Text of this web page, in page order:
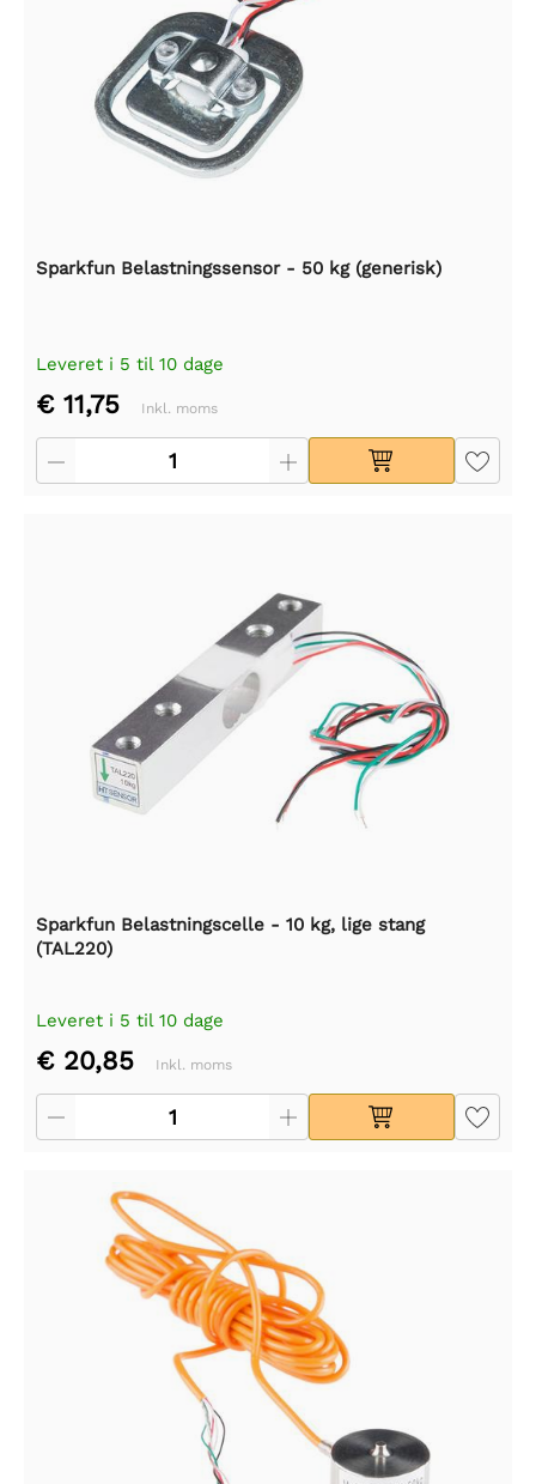
Sparkfun Belastningssensor - 50 kg (generisk)
Leveret i 5 til 10 dage
€ 11,75 Inkl. moms
Sparkfun Belastningscelle - 10 kg, lige stang
(TAL220)
Leveret i 5 til 10 dage
€ 20,85 Inkl. moms